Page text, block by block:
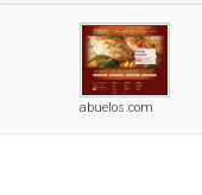
abuelos.com